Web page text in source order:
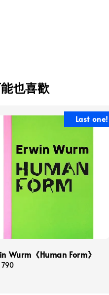
也喜歡
Last one!
Wurm《Human Form》
790